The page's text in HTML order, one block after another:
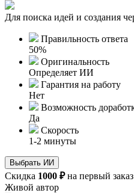
Для поиска идей и создания
Правильность ответа
50%
Оригинальность
Определяет ИИ
Гарантия на работу
Нет
Возможность
Да
Скорость
1-2 минуты
Выбрать ИИ
Скидка 1000 ₽на первый заказ
Живой автор